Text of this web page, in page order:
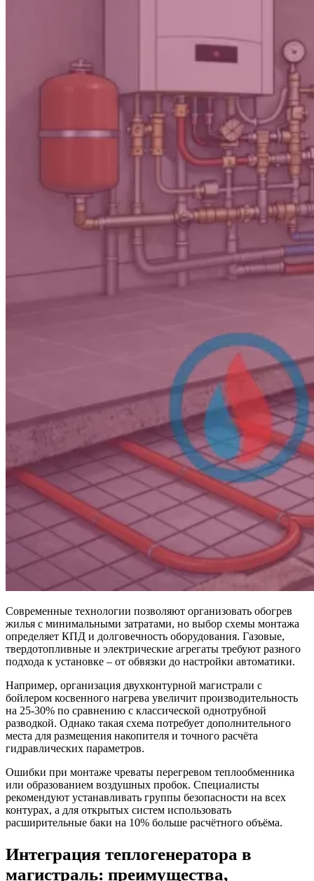
Современные технологии позволяют организовать обогрев
жилья с минимальными затратами, но выбор схемы монтажа
определяет КПД и долговечность оборудования. Газовые,
твердотопливные и электрические агрегаты требуют разного
подхода к установке – от обвязки до настройки автоматики.
Например, организация двухконтурной магистрали с
бойлером косвенного нагрева увеличит производительность
на 25-30% по сравнению с классической однотрубной
разводкой. Однако такая схема потребует дополнительного
места для размещения накопителя и точного расчёта
гидравлических параметров.
Ошибки при монтаже чреваты перегревом теплообменника
или образованием воздушных пробок. Специалисты
рекомендуют устанавливать группы безопасности на всех
контурах, а для открытых систем использовать
расширительные баки на 10% больше расчётного объёма.
Интеграция теплогенератора в
магистраль: преимущества,